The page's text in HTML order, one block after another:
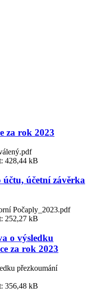
za rok 2023
428,44 kB
účtu, účetní závěrka
Počaply_2023.pdf
252,27 kB
o výsledku
za rok 2023
přezkoumání
356,48 kB